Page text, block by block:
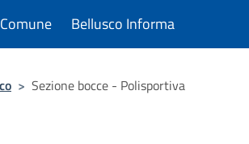
Bellusco Informa
> Sezione bocce - Polisportiva